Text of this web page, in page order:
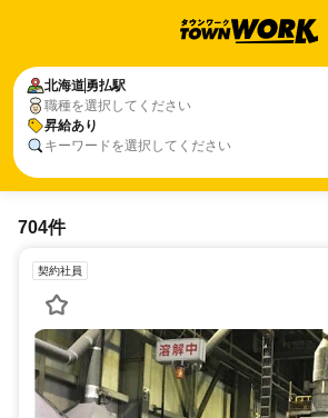
北海道勇払駅
職種を選択してください
昇給あり
キーワードを選択してください
北海道勇払駅
昇給あり
704件
契約社員